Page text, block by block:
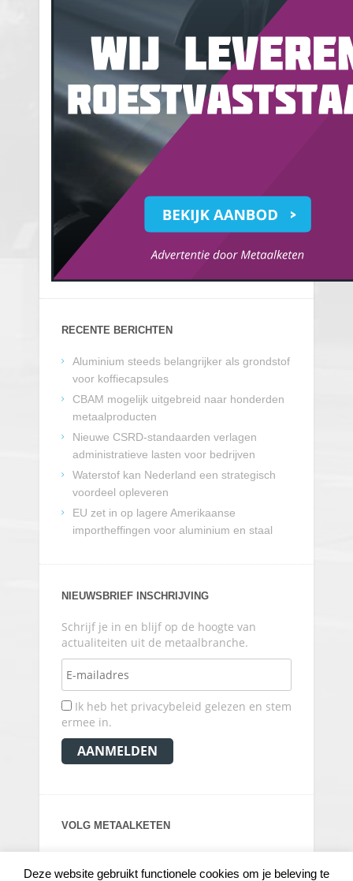
RECENTE BERICHTEN
Aluminium steeds belangrijker als grondstof
voor koffiecapsules
CBAM mogelijk uitgebreid naar honderden
metaalproducten
Nieuwe CSRD-standaarden verlagen
administratieve lasten voor bedrijven
Waterstof kan Nederland een strategisch
voordeel opleveren
EU zet in op lagere Amerikaanse
importheffingen voor aluminium en staal
NIEUWSBRIEF INSCHRIJVING
Schrijf je in en blijf op de hoogte van
actualiteiten uit de metaalbranche.
Ik heb het privacybeleid gelezen en stem
ermee in.
VOLG METAALKETEN
Deze website gebruikt functionele cookies om je beleving te